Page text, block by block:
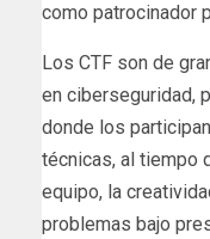
como patrocinador
Los CTF son de
en ciberseguridad,
donde los
técnicas, al tiempo
equipo, la
problemas bajo